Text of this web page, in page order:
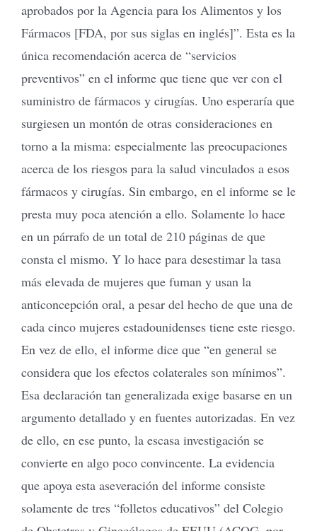
aprobados por la Agencia para los Alimentos y los
Fármacos [FDA, por sus siglas en inglés]”. Esta es la
única recomendación acerca de “servicios
preventivos” en el informe que tiene que ver con el
suministro de fármacos y cirugías. Uno esperaría que
surgiesen un montón de otras consideraciones en
torno a la misma: especialmente las preocupaciones
acerca de los riesgos para la salud vinculados a esos
fármacos y cirugías. Sin embargo, en el informe se le
presta muy poca atención a ello. Solamente lo hace
en un párrafo de un total de 210 páginas de que
consta el mismo. Y lo hace para desestimar la tasa
más elevada de mujeres que fuman y usan la
anticoncepción oral, a pesar del hecho de que una de
cada cinco mujeres estadounidenses tiene este riesgo.
En vez de ello, el informe dice que “en general se
considera que los efectos colaterales son mínimos”.
Esa declaración tan generalizada exige basarse en un
argumento detallado y en fuentes autorizadas. En vez
de ello, en ese punto, la escasa investigación se
convierte en algo poco convincente. La evidencia
que apoya esta aseveración del informe consiste
solamente de tres “folletos educativos” del Colegio